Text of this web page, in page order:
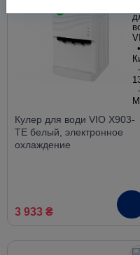
Кулер для води VIO X903-
TE белый, электронное
охлаждение
3 933 ₴